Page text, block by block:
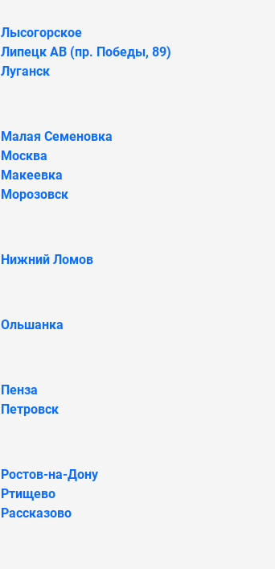
Лысогорское
Липецк АВ (пр. Победы, 89)
Луганск
Малая Семеновка
Москва
Макеевка
Морозовск
Нижний Ломов
Ольшанка
Пенза
Петровск
Ростов-на-Дону
Ртищево
Рассказово